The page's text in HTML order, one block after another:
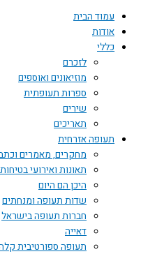
עמוד הבית
אודות
כללי
לזכרם
מוזיאונים ואוספים
ספרות תעופתית
שירים
תאריכים
תעופה אזרחית
מחקרים, מאמרים וכתבות
תאונות ואירועי בטיחות טיסה
היכן הם היום
שדות תעופה ומנחתים
חברות תעופה בישראל
דאייה
תעופה ספורטיבית קלה